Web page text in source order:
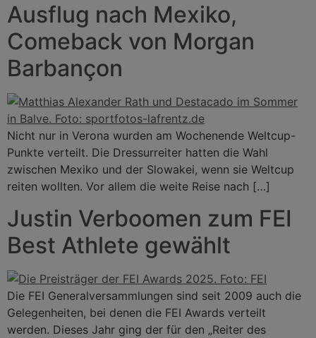
Ausflug nach Mexiko,
Comeback von Morgan
Barbançon
Nicht nur in Verona wurden am Wochenende Weltcup-
Punkte verteilt. Die Dressurreiter hatten die Wahl
zwischen Mexiko und der Slowakei, wenn sie Weltcup
reiten wollten. Vor allem die weite Reise nach […]
Justin Verboomen zum FEI
Best Athlete gewählt
Die FEI Generalversammlungen sind seit 2009 auch die
Gelegenheiten, bei denen die FEI Awards verteilt
werden. Dieses Jahr ging der für den „Reiter des